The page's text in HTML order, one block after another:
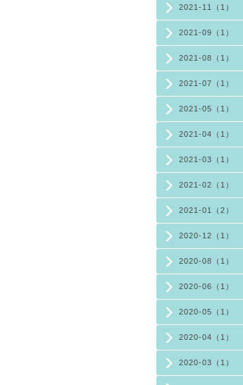
2021-11（1）
2021-09（1）
2021-08（1）
2021-07（1）
2021-05（1）
2021-04（1）
2021-03（1）
2021-02（1）
2021-01（2）
2020-12（1）
2020-08（1）
2020-06（1）
2020-05（1）
2020-04（1）
2020-03（1）